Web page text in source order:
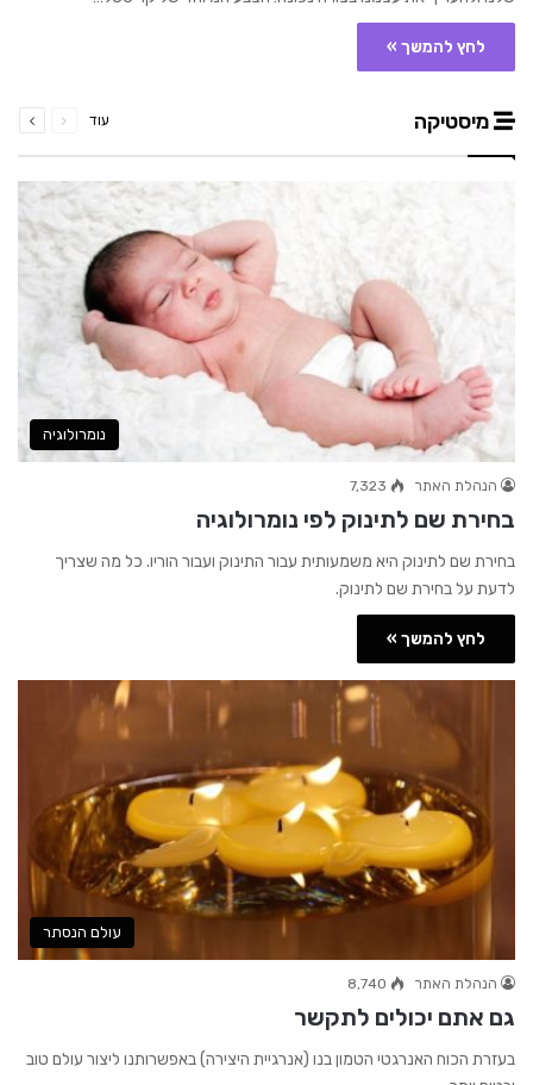
לחץ להמשך »
מיסטיקה עודעמוד
עמוד
נומרולוגיה
הנהלת האתר 7,323
בחירת שם לתינוק לפי נומרולוגיה
בחירת שם לתינוק היא משמעותית עבור התינוק ועבור הוריו. כל מה שצריך
לדעת על בחירת שם לתינוק.
לחץ להמשך »
עולם הנסתר
הנהלת האתר 8,740
גם אתם יכולים לתקשר
בעזרת הכוח האנרגטי הטמון בנו (אנרגיית היצירה) באפשרותנו ליצור עולם טוב